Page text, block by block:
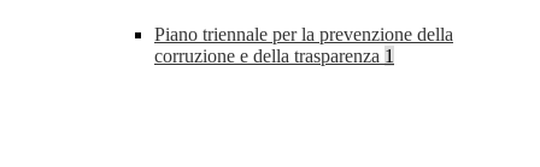
Piano triennale per la prevenzione della
corruzione e della trasparenza 1